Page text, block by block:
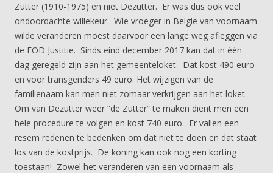
Zutter (1910-1975) en niet Dezutter. Er was dus ook veel
ondoordachte willekeur. Wie vroeger in België van voornaam
wilde veranderen moest daarvoor een lange weg afleggen via
de FOD Justitie. Sinds eind december 2017 kan dat in één
dag geregeld zijn aan het gemeenteloket. Dat kost 490 euro
en voor transgenders 49 euro. Het wijzigen van de
familienaam kan men niet zomaar verkrijgen aan het loket.
Om van Dezutter weer “de Zutter” te maken dient men een
hele procedure te volgen en kost 740 euro. Er vallen een
resem redenen te bedenken om dat niet te doen en dat staat
los van de kostprijs. De koning kan ook nog een korting
toestaan! Zowel het veranderen van een voornaam als